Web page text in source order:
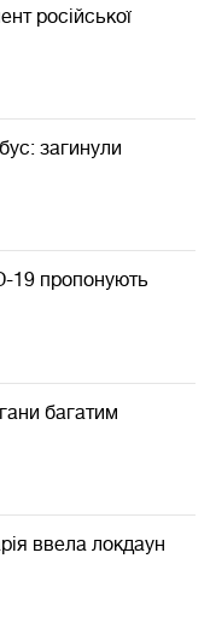
російської
загинули
19 пропонують
багатим
ввела локдаун